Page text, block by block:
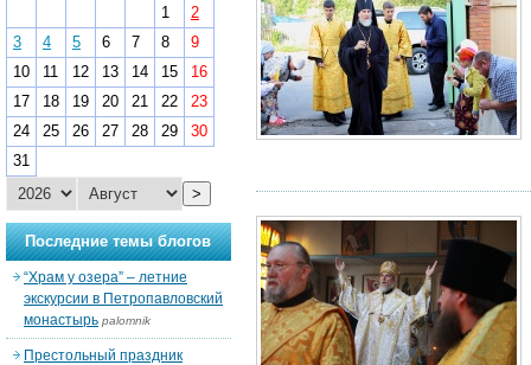
1
2
3
4 5 6 7 8
9
10
11 12 13 14 15
16
17
18 19 20 21 22
23
24
25 26 27 28 29
30
31
>
Последние темы блогов
“Храм у озера” – летние
экскурсии в Петропавловский
монастырь palomnik
Престольный праздник